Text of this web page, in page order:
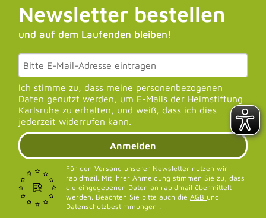
Newsletter bestellen
und auf dem Laufenden bleiben!
Ich stimme zu, dass meine personenbezogenen
Daten genutzt werden, um E-Mails der Heimstiftung
Karlsruhe zu erhalten, und weiß, dass ich dies
jederzeit widerrufen kann.
Anmelden
Für den Versand unserer Newsletter nutzen wir
rapidmail. Mit Ihrer Anmeldung stimmen Sie zu, dass
die eingegebenen Daten an rapidmail übermittelt
werden. Beachten Sie bitte auch die AGB und
Datenschutzbestimmungen .